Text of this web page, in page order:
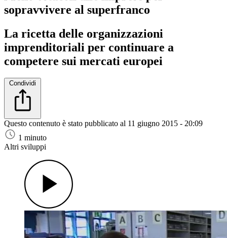
sopravvivere al superfranco
La ricetta delle organizzazioni
imprenditoriali per continuare a
competere sui mercati europei
Condividi
Questo contenuto è stato pubblicato al 11 giugno 2015 - 20:09
1 minuto
Altri sviluppi